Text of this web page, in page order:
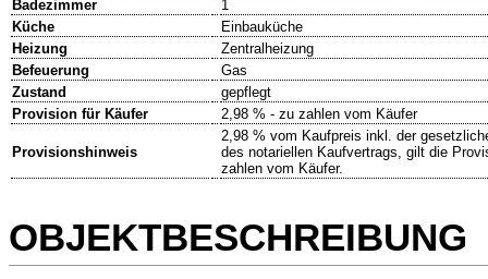
Badezimmer
1
Küche
Einbauküche
Heizung
Zentralheizung
Befeuerung
Gas
Zustand
gepflegt
Provision für Käufer
2,98 % - zu zahlen vom Käufer
Provisionshinweis
2,98 % vom Kaufpreis inkl. der
des notariellen Kaufvertrags, gilt die
zahlen vom Käufer.
OBJEKTBESCHREIBUNG